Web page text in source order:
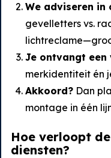
We adviseren in
gevelletters vs.
Je ontvangt een
merkidentiteit én
Akkoord? Dan
montage in één
Hoe verloopt
diensten?